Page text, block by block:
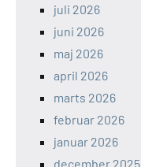
juli 2026
juni 2026
maj 2026
april 2026
marts 2026
februar 2026
januar 2026
december 2025